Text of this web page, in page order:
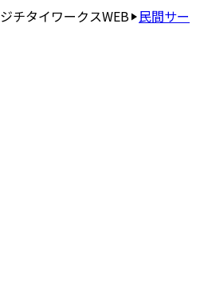
ジチタイワークスWEB 民間サー